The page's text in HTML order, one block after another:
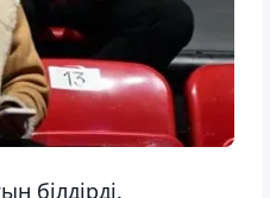
білдірді.